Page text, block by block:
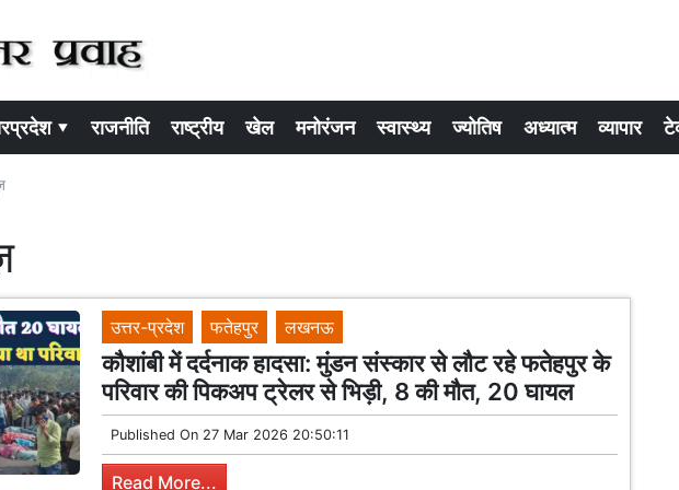
▾ राजनीति राष्ट्रीय खेल मनोरंजन स्वास्थ्य ज्योतिष अध्यात्म व्यापार
उत्तर-प्रदेश फतेहपुर लखनऊ
कौशांबी में दर्दनाक हादसा: मुंडन संस्कार से लौट रहे फतेहपुर के
परिवार की पिकअप ट्रेलर से भिड़ी, 8 की मौत, 20 घायल
Published On 27 Mar 2026 20:50:11
Read More...